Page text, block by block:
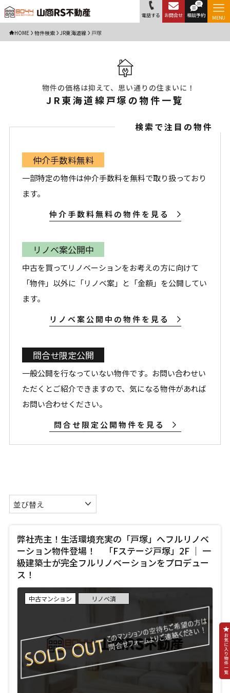
電話する お問合せ 相談予約 MENU
HOME 物件検索 JR東海道線 戸塚
物件の価格は抑えて、思い通りの住まいに！
JR東海道線戸塚の物件一覧
検索で注目の物件
仲介手数料無料
一部特定の物件は仲介手数料を無料で取り扱っており
ます。
仲介手数料無料の物件を見る
リノベ案公開中
中古を買ってリノベーションをお考えの方に向けて
「物件」以外に「リノベ案」と「金額」を公開してい
ます。
リノベ案公開中の物件を見る
問合せ限定公開
一般公開を行なっていない物件です。お問い合わせい
ただくとご紹介できますので、気になる物件があれば
お問い合わせください。
問合せ限定公開物件を見る
弊社売主！生活環境充実の「戸塚」へフルリノベ
ーション物件登場！ 「Fステージ戸塚」2F ｜ 一
級建築士が完全フルリノベーションをプロデュー
ス！
中古マンション リノベ済